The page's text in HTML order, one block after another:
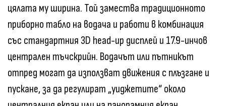
цялата му ширина. Той замества традиционното
приборно табло на водача и работи в комбинация
със стандартния 3D head-up дисплей и 17.9-инчов
централен тъчскрийн. Водачът или пътникът
отпред могат да използват движения с плъзгане и
пускане, за да регулират „уиджетите“ около